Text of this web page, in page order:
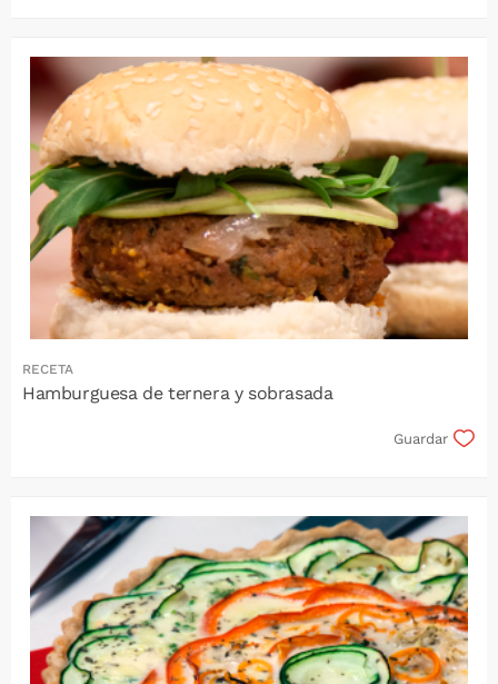
RECETA
Hamburguesa de ternera y sobrasada
Guardar